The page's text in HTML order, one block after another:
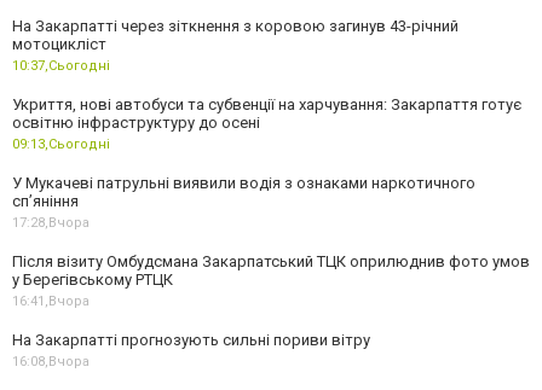
На Закарпатті через зіткнення з коровою загинув 43-річний
мотоцикліст
10:37,Сьогодні
Укриття, нові автобуси та субвенції на харчування: Закарпаття готує
освітню інфраструктуру до осені
09:13,Сьогодні
У Мукачеві патрульні виявили водія з ознаками наркотичного
сп’яніння
17:28,Вчора
Після візиту Омбудсмана Закарпатський ТЦК оприлюднив фото умов
у Берегівському РТЦК
16:41,Вчора
На Закарпатті прогнозують сильні пориви вітру
16:08,Вчора